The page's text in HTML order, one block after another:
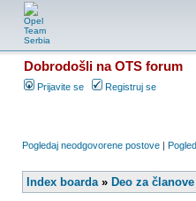
Dobrodošli na OTS forum
Prijavite se Registruj se
Pogledaj neodgovorene postove |
Index boarda» Deo za članove